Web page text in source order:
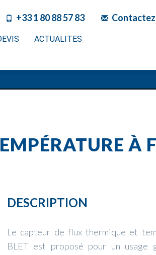
+33 1 80 88 57 83
ACTUALITES
À
DESCRIPTION
Le capteur de flux thermique et
BLET est proposé pour un usage